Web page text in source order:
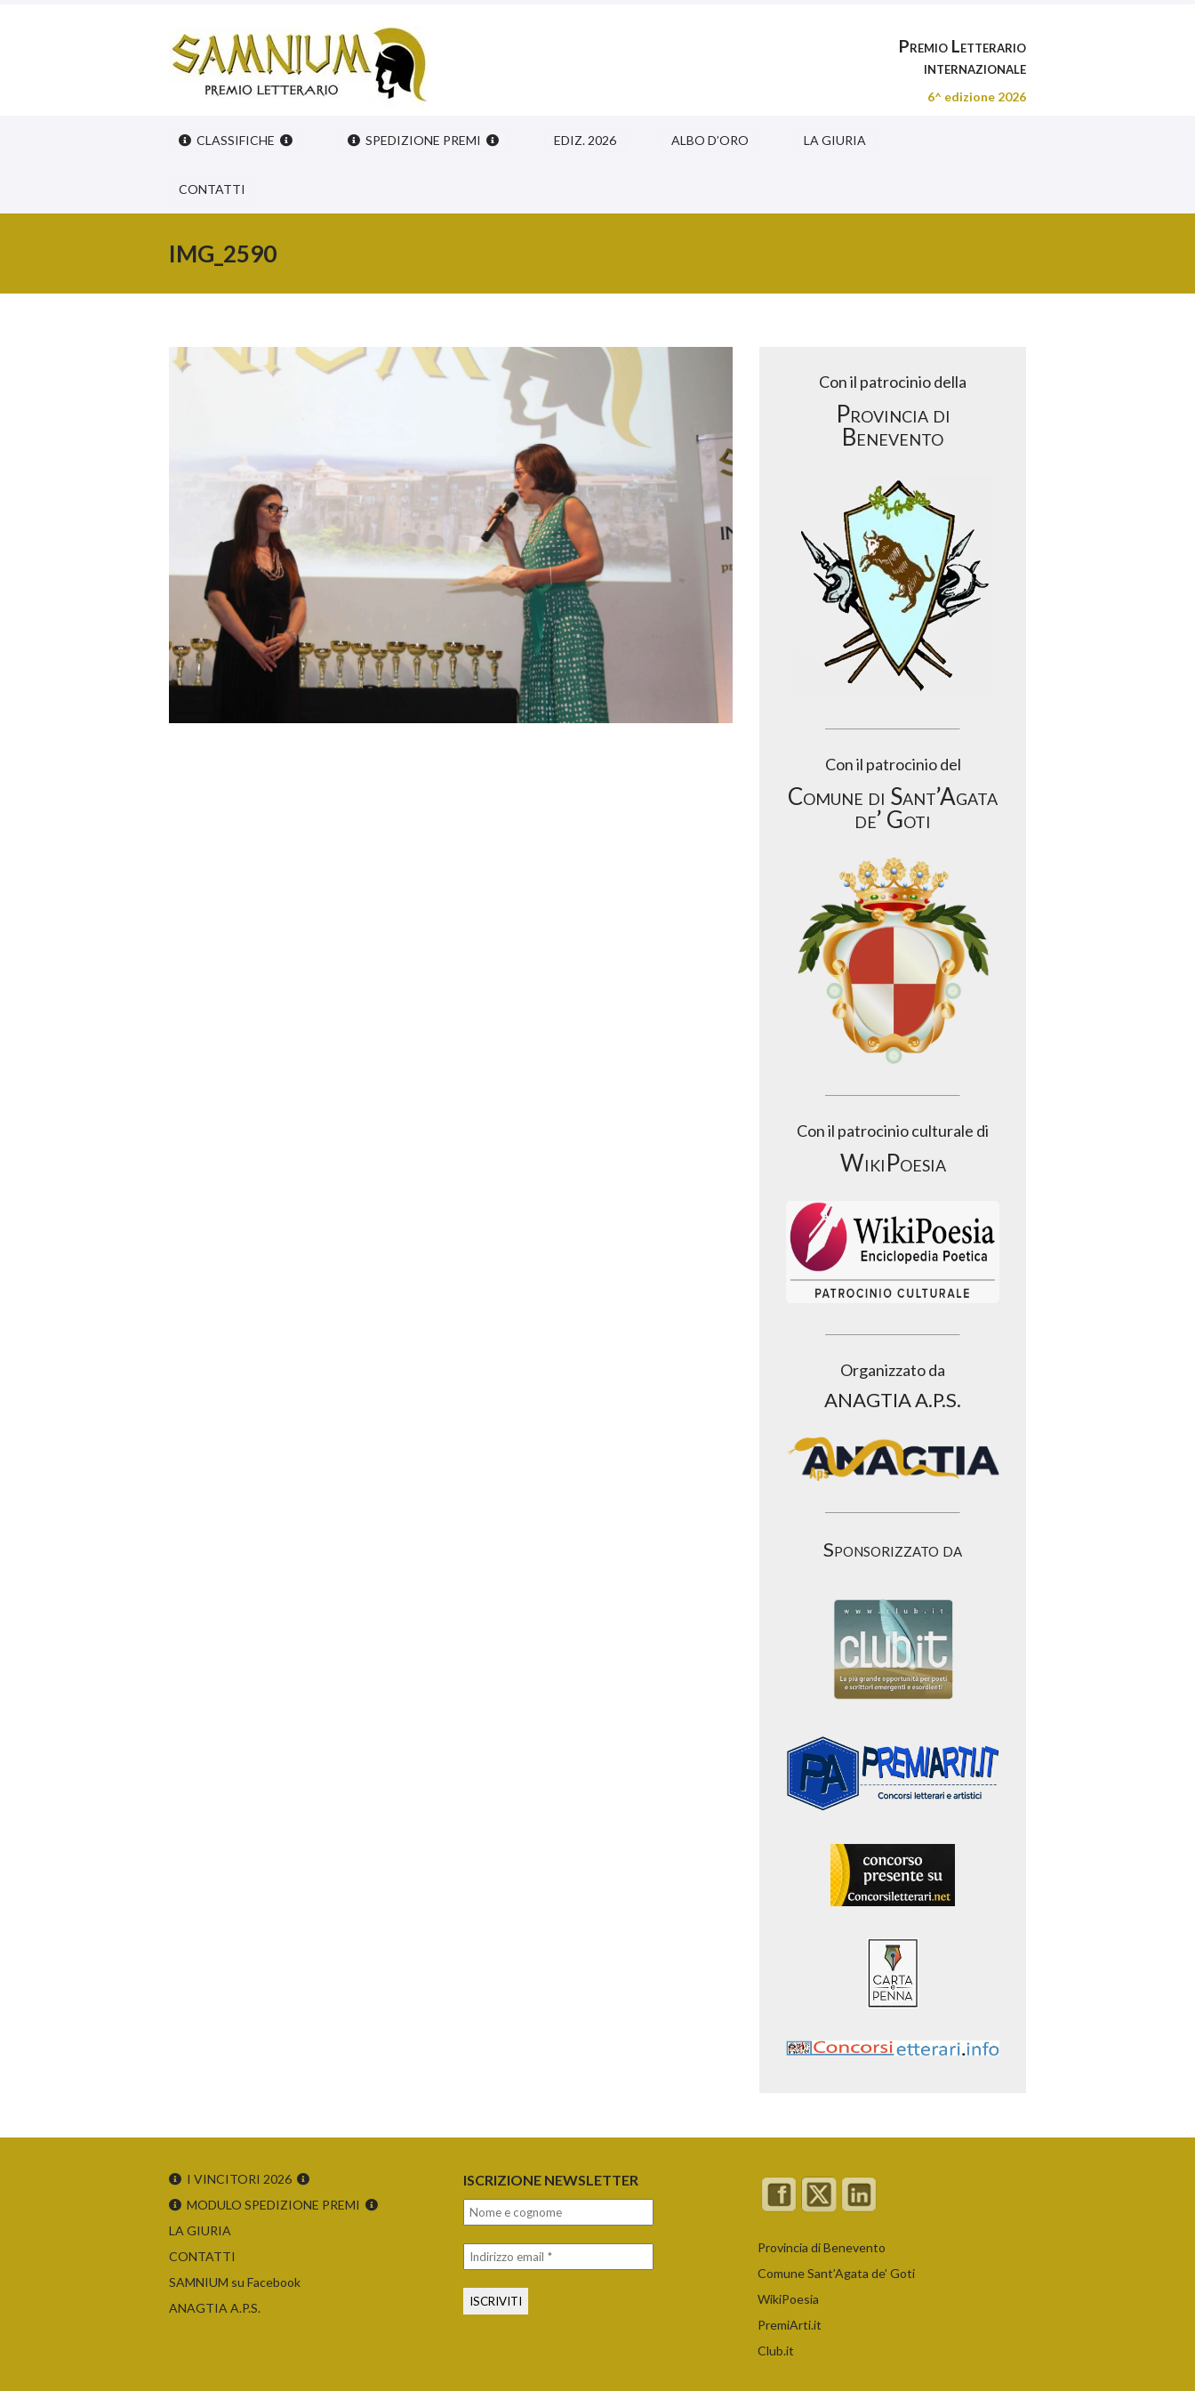
Premio Letterario
internazionale
6^ edizione 2026
CLASSIFICHE SPEDIZIONE PREMI EDIZ. 2026 ALBO D’ORO LA GIURIA
CONTATTI
IMG_2590
Con il patrocinio della
Provincia di
Benevento
Con il patrocinio del
Comune di Sant’Agata
de’ Goti
Con il patrocinio culturale di
WikiPoesia
Organizzato da
ANAGTIA A.P.S.
Sponsorizzato da
I VINCITORI 2026
MODULO SPEDIZIONE PREMI
LA GIURIA
CONTATTI
SAMNIUM su Facebook
ANAGTIA A.P.S.
ISCRIZIONE NEWSLETTER
Provincia di Benevento
Comune Sant’Agata de’ Goti
WikiPoesia
PremiArti.it
Club.it